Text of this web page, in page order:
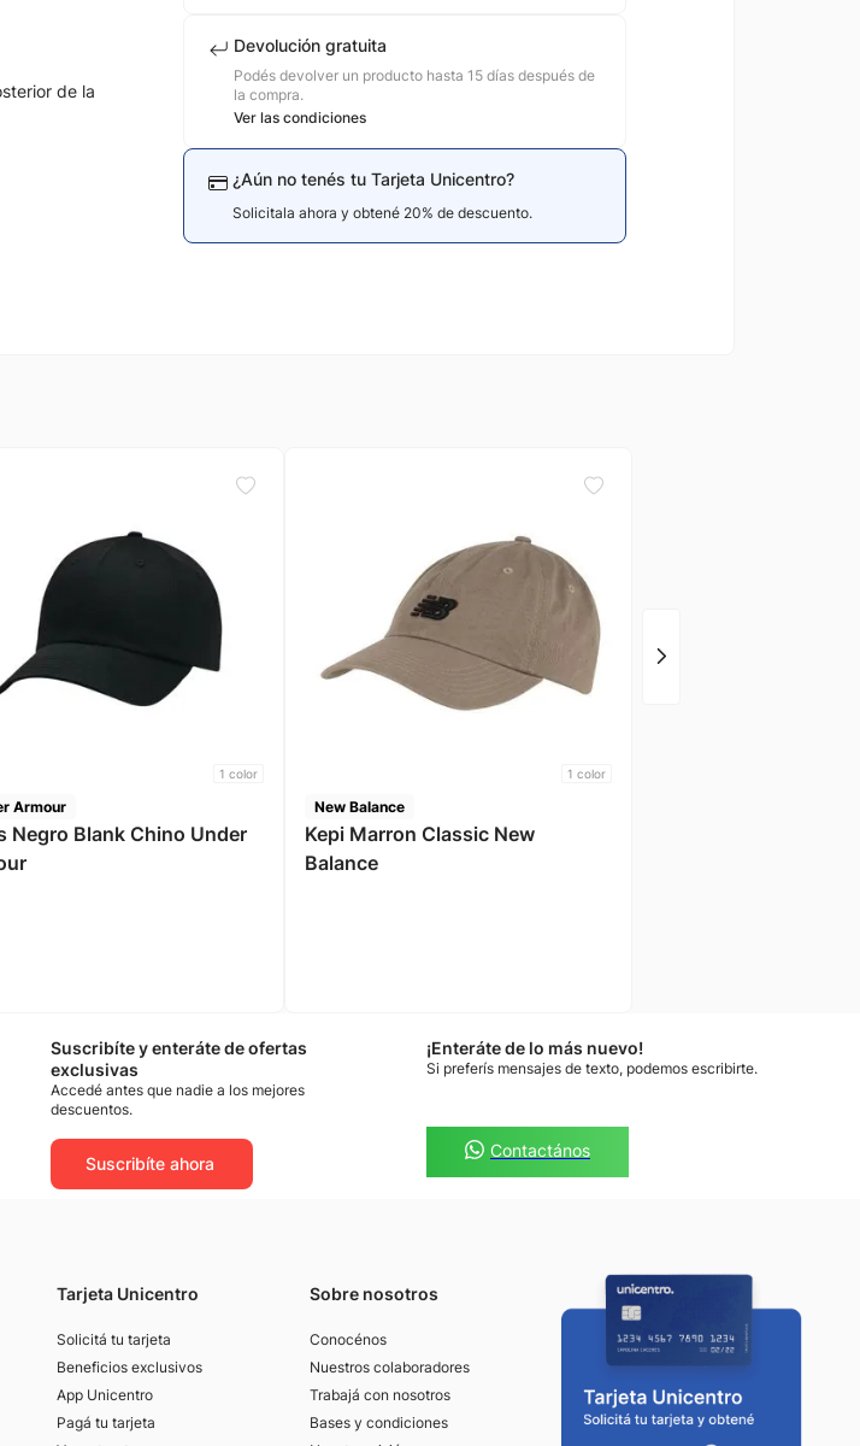
de la
Devolución gratuita
Podés devolver un producto hasta 15 días después de
la compra.
Ver las condiciones
¿Aún no tenés tu Tarjeta Unicentro?
Solicitala ahora y obtené 20% de descuento.
1 color
Armour
Negro Blank Chino Under
1 color
New Balance
Kepi Marron Classic New
Balance
Suscribíte y enteráte de ofertas
exclusivas
Accedé antes que nadie a los mejores
descuentos.
Suscribíte ahora
¡Enteráte de lo más nuevo!
Si preferís mensajes de texto, podemos escribirte.
Contactános
Tarjeta Unicentro
Solicitá tu tarjeta
Beneficios exclusivos
App Unicentro
Pagá tu tarjeta
Sobre nosotros
Conocénos
Nuestros colaboradores
Trabajá con nosotros
Bases y condiciones